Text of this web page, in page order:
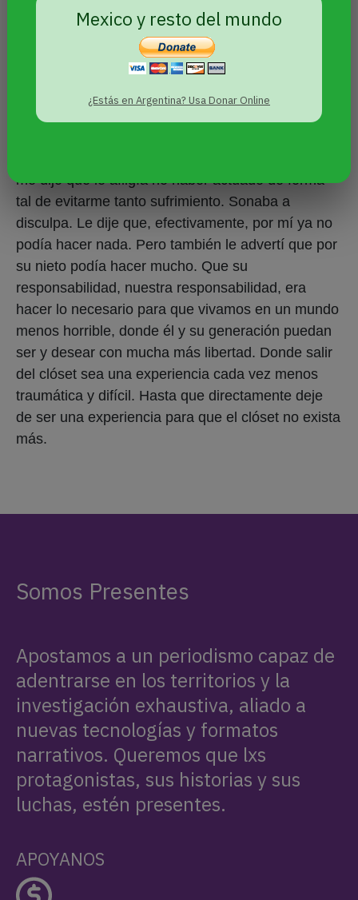
Mexico y resto del mundo
¿Estás en Argentina? Usa Donar Online
angustia, de la cara de pena con la que me miró
Sabri mientras intentaba medio dopado intervenir
en un seminario y de cómo abandoné las pastis
porque me hacían sentir estúpido. Prefería sentir
por más que doliera a andar por la vida
anestesiado. Las piezas empezaron a encajar.
me dijo que le afligía no haber actuado de forma
tal de evitarme tanto sufrimiento. Sonaba a
disculpa. Le dije que, efectivamente, por mí ya no
podía hacer nada. Pero también le advertí que por
su nieto podía hacer mucho. Que su
responsabilidad, nuestra responsabilidad, era
hacer lo necesario para que vivamos en un mundo
menos horrible, donde él y su generación puedan
ser y desear con mucha más libertad. Donde salir
del clóset sea una experiencia cada vez menos
traumática y difícil. Hasta que directamente deje
de ser una experiencia para que el clóset no exista
más.
Somos Presentes
Apostamos a un periodismo capaz de
adentrarse en los territorios y la
investigación exhaustiva, aliado a
nuevas tecnologías y formatos
narrativos. Queremos que lxs
protagonistas, sus historias y sus
luchas, estén presentes.
APOYANOS